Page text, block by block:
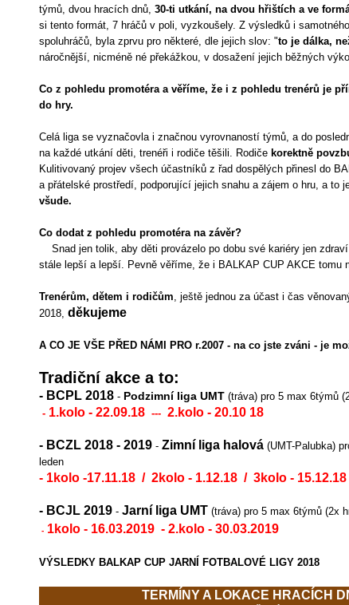
týmů, dvou hracích dnů, 30-ti utkání, na dvou hřištích a ve
si tento formát, 7 hráčů v poli, vyzkoušely. Z výsledků i
spoluhráčů, byla zprvu pro některé, dle jejich slov: "to je dálka,
náročnější, nicméně né překážkou, v dosažení jejich běžných
Co z pohledu promotéra a věříme, že i z pohledu trenérů je
do hry.
Celá liga se vyznačovla i značnou vyrovnaností týmů, a do
na každé utkání děti, trenéři i rodiče těšili. Rodiče korektně
Kulitivovaný projev všech účastníků z řad dospělých přinesl do
a přátelské prostředí, podporující jejich snahu a zájem o hru, a to
všude.
Co dodat z pohledu promotéra na závěr?
Snad jen tolik, aby děti provázelo po dobu své kariéry jen
stále lepší a lepší. Pevně věříme, že i BALKAP CUP AKCE tomu
Trenérům, dětem i rodičům, ještě jednou za účast i čas
2018, děkujeme
A CO JE VŠE PŘED NÁMI PRO r.2007 - na co jste zváni - je
Tradiční akce a to:
- BCPL 2018 - Podzimní liga UMT (tráva) pro 5 max 6týmů
- 1.kolo - 22.09.18 --- 2.kolo - 20.10 18
- BCZL 2018 - 2019 - Zimní liga halová (UMT-Palubka)
leden
- 1kolo -17.11.18 / 2kolo - 1.12.18 / 3kolo -
- BCJL 2019 - Jarní liga UMT (tráva) pro 5 max 6týmů (2x
- 1kolo - 16.03.2019 - 2.kolo - 30.03.2019
VÝSLEDKY BALKAP CUP JARNÍ FOTBALOVÉ LIGY 2018
TERMÍNY A LOKACE HRACÍCH